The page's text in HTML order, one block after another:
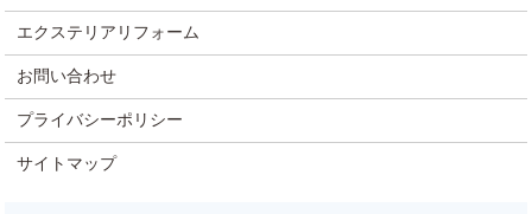
エクステリアリフォーム
お問い合わせ
プライバシーポリシー
サイトマップ